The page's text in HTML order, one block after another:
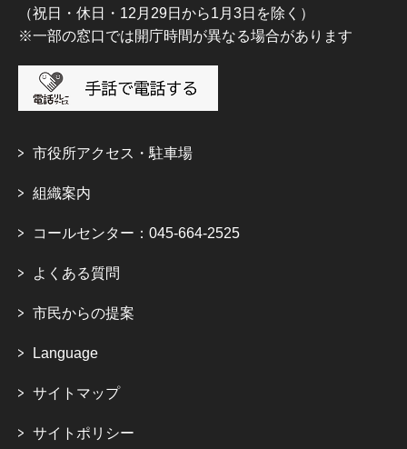
（祝日・休日・12月29日から1月3日を除く）
※一部の窓口では開庁時間が異なる場合があります
市役所アクセス・駐車場
組織案内
コールセンター：045-664-2525
よくある質問
市民からの提案
Language
サイトマップ
サイトポリシー